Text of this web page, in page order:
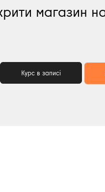
магазин
Курс в записі